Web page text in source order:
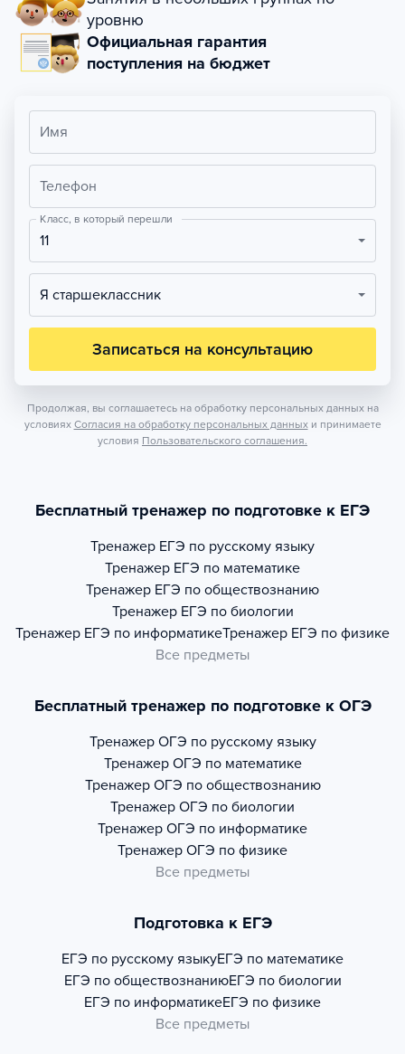
уровню
Официальная гарантия
поступления на бюджет
Имя
Телефон
Класс, в который перешли
11
Я старшеклассник
Записаться на консультацию
Продолжая, вы соглашаетесь на обработку персональных данных на
условиях Согласия на обработку персональных данных и принимаете
условия Пользовательского соглашения.
Бесплатный тренажер по подготовке к ЕГЭ
Тренажер ЕГЭ по русскому языку
Тренажер ЕГЭ по математике
Тренажер ЕГЭ по обществознанию
Тренажер ЕГЭ по биологии
Тренажер ЕГЭ по информатикеТренажер ЕГЭ по физике
Все предметы
Бесплатный тренажер по подготовке к ОГЭ
Тренажер ОГЭ по русскому языку
Тренажер ОГЭ по математике
Тренажер ОГЭ по обществознанию
Тренажер ОГЭ по биологии
Тренажер ОГЭ по информатике
Тренажер ОГЭ по физике
Все предметы
Подготовка к ЕГЭ
ЕГЭ по русскому языкуЕГЭ по математике
ЕГЭ по обществознаниюЕГЭ по биологии
ЕГЭ по информатикеЕГЭ по физике
Все предметы